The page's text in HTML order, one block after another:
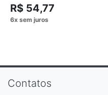
R$ 54,77
Contatos